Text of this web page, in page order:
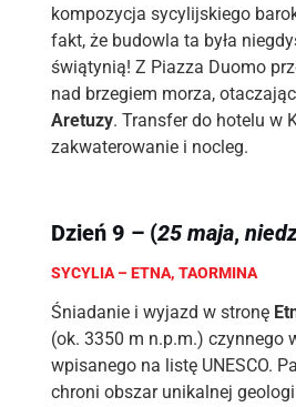
kompozycja sycylijskiego
fakt, że budowla ta była
świątynią! Z Piazza Duomo
nad brzegiem morza,
Aretuzy. Transfer do hotelu w
zakwaterowanie i nocleg.
Dzień 9 – (25 maja,
SYCYLIA – ETNA, TAORMINA
Śniadanie i wyjazd w stronę
(ok. 3350 m n.p.m.) czynnego
wpisanego na listę UNESCO.
chroni obszar unikalnej